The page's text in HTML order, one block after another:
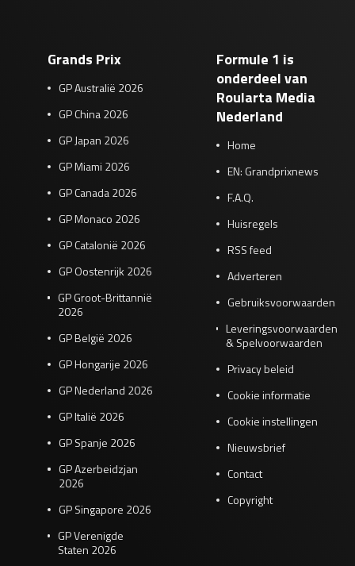
Grands Prix
GP Australië 2026
GP China 2026
GP Japan 2026
GP Miami 2026
GP Canada 2026
GP Monaco 2026
GP Catalonië 2026
GP Oostenrijk 2026
GP Groot-Brittannië
2026
GP België 2026
GP Hongarije 2026
GP Nederland 2026
GP Italië 2026
GP Spanje 2026
GP Azerbeidzjan
2026
GP Singapore 2026
GP Verenigde
Staten 2026
Formule 1 is
onderdeel van
Roularta Media
Nederland
Home
EN: Grandprixnews
F.A.Q.
Huisregels
RSS feed
Adverteren
Gebruiksvoorwaarden
Leveringsvoorwaarden
& Spelvoorwaarden
Privacy beleid
Cookie informatie
Cookie instellingen
Nieuwsbrief
Contact
Copyright